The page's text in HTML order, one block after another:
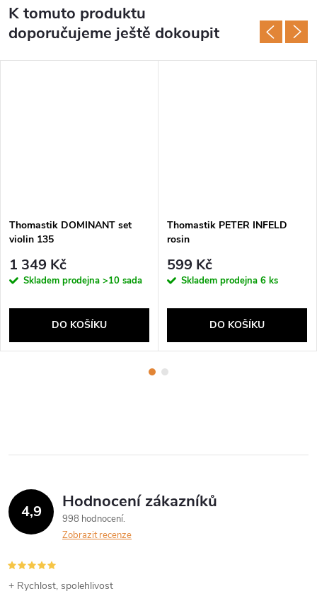
K tomuto produktu
doporučujeme ještě dokoupit
Thomastik DOMINANT set
violin 135
1 349 Kč
Skladem prodejna >10 sada
DO KOŠÍKU
Thomastik PETER INFELD
rosin
599 Kč
Skladem prodejna 6 ks
DO KOŠÍKU
4,9 Hodnocení zákazníků
998 hodnocení
Zobrazit recenze
+ Rychlost, spolehlivost